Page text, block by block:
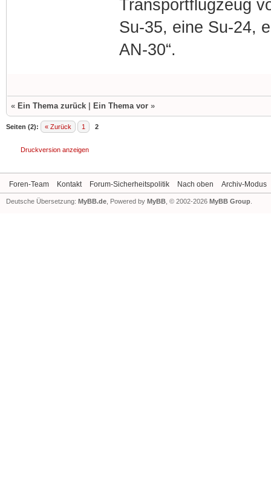
Transportflugzeug
Su-35, eine Su-24,
AN-30“.
« Ein Thema zurück Ein Thema vor »
Seiten (2): « Zurück 1 2
Druckversion anzeigen
Foren-Team Kontakt Forum-Sicherheitspolitik Nach oben Archiv-Modus
Deutsche Übersetzung: MyBB.de , Powered by MyBB , © 2002-2026 MyBB Group